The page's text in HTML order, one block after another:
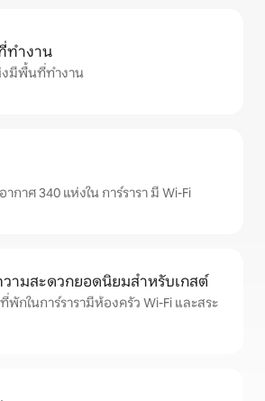
ำงาน
งมีพื้นที่ทำงาน
กาศ 340 แห่งใน การ์รารา มี Wi-Fi
วามสะดวกยอดนิยมสำหรับเกสต์
พักในการ์รารามีห้องครัว Wi-Fi และสระ